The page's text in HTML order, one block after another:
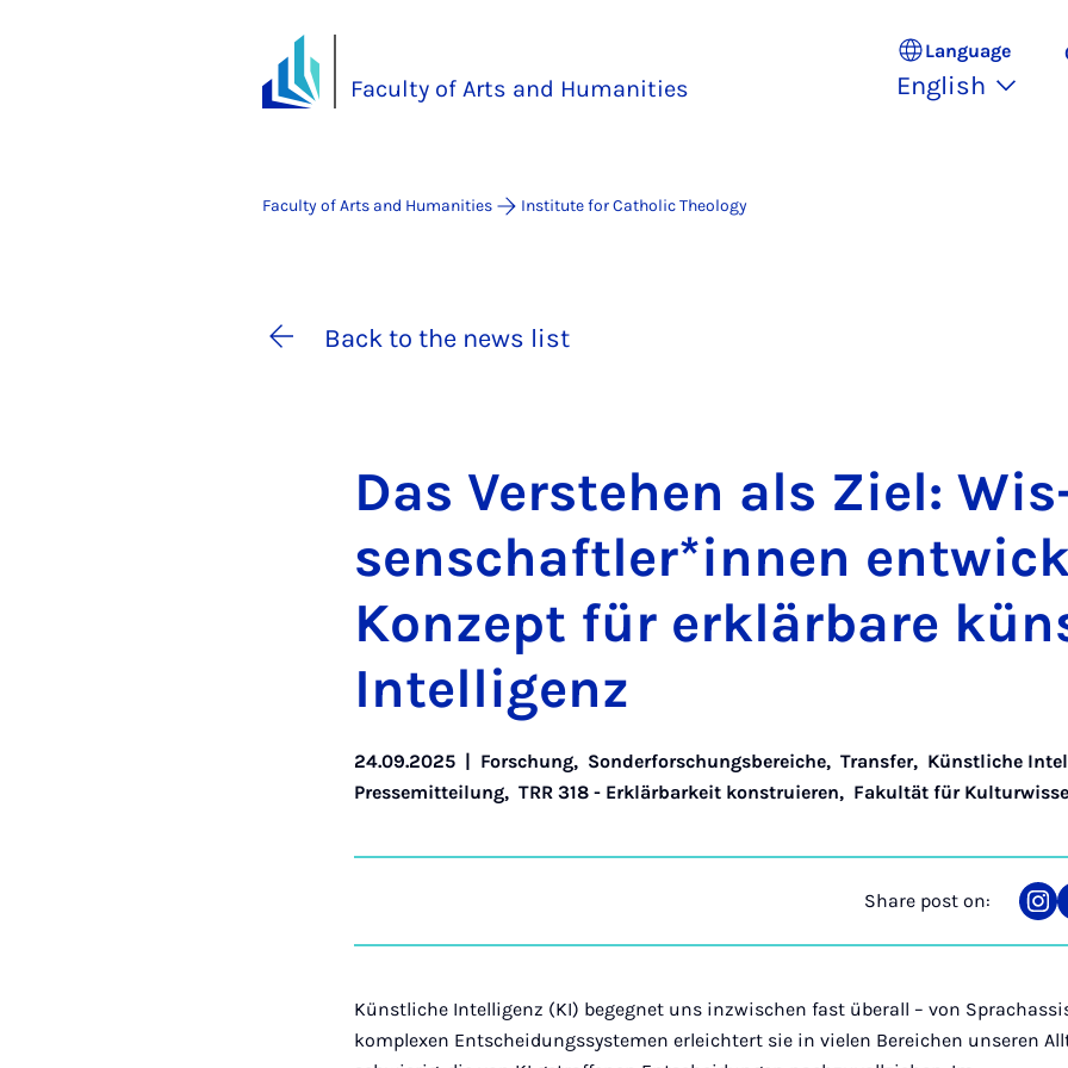
Faculty of Arts and Humanities
Language
English
Faculty of Arts and Humanities Institute for Catholic Theology
Back to the news list
Das Ver­stehen als Ziel:
senschaftler­*innen
Konzept für erklärbare
In­tel­li­genz
24.09.2025 | Forschung, Sonderforschungsbereiche,Transfer, Künstliche
Pressemitteilung,TRR 318 - Erklärbarkeit konstruieren, Fakultät für
Share post on:
on
Künstliche Intelligenz (KI) begegnet uns inzwischen fast überall – von
komplexen Entscheidungssystemen erleichtert sie in vielen Bereichen unseren